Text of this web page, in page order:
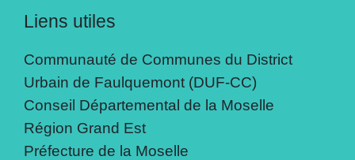
Liens utiles
Communauté de Communes du District
Urbain de Faulquemont (DUF-CC)
Conseil Départemental de la Moselle
Région Grand Est
Préfecture de la Moselle